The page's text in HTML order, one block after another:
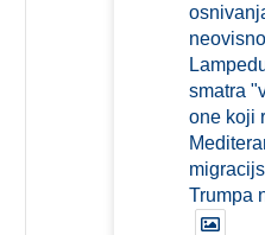
smatra
one koji
Trumpa